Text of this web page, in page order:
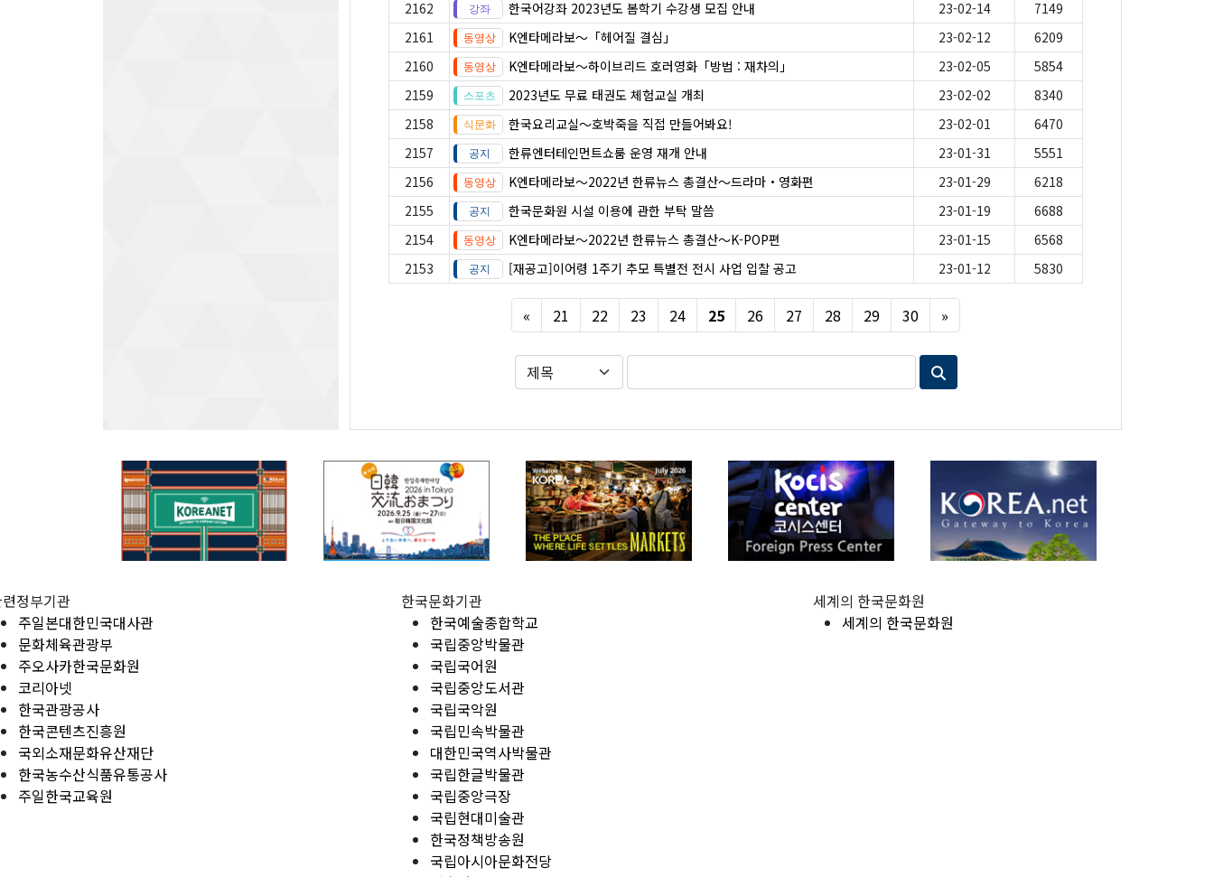
2162
한국어강좌 2023년도 봄학기 수강생 모집 안내 23-02-14
7149
2161
K엔타메라보～「헤어질 결심」 23-02-12
6209
2160
K엔타메라보～하이브리드 호러영화「방법 : 재차의」 23-02-05
5854
2159
2023년도 무료 태권도 체험교실 개최 23-02-02
8340
2158
한국요리교실〜호박죽을 직접 만들어봐요! 23-02-01
6470
2157
한류엔터테인먼트쇼룸 운영 재개 안내 23-01-31
5551
2156
K엔타메라보～2022년 한류뉴스 총결산～드라마・영화편 23-01-29
6218
2155
한국문화원 시설 이용에 관한 부탁 말씀 23-01-19
6688
2154
K엔타메라보～2022년 한류뉴스 총결산～K-POP편 23-01-15
6568
2153
[재공고]이어령 1주기 추모 특별전 전시 사업 입찰 공고 23-01-12 5830
« Previous
21 22 23 24 25 26 27 28 29 30 »
정부기관
주일본대한민국대사관
문화체육관광부
주오사카한국문화원
코리아넷
한국관광공사
한국콘텐츠진흥원
국외소재문화유산재단
한국농수산식품유통공사
주일한국교육원
한국문화기관
한국예술종합학교
국립중앙박물관
국립국어원
국립중앙도서관
국립국악원
국립민속박물관
대한민국역사박물관
국립한글박물관
국립중앙극장
국립현대미술관
한국정책방송원
국립아시아문화전당
세계의 한국문화원
세계의 한국문화원